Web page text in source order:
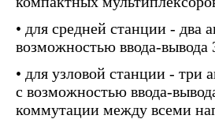
• для средней станции - два
возможностью ввода-
• для узловой станции - три
с возможностью ввода-
коммутации между всеми